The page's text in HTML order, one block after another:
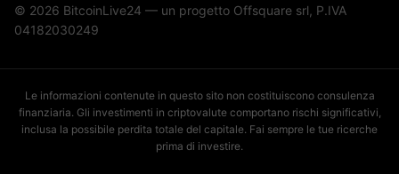
© 2026 BitcoinLive24 — un progetto Offsquare srl, P.IVA
04182030249
Le informazioni contenute in questo sito non costituiscono consulenza
finanziaria. Gli investimenti in criptovalute comportano rischi significativi,
inclusa la possibile perdita totale del capitale. Fai sempre le tue ricerche
prima di investire.